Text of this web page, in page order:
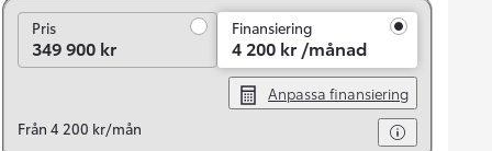
PrisPris
349 900 kr
Finansiering
4 200 kr /månad
Anpassa finansiering
Från 4 200 kr/mån